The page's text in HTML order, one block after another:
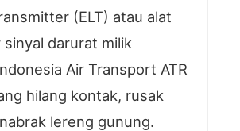
(ELT) atau alat
sinyal darurat milik
Air Transport ATR
hilang kontak, rusak
lereng gunung.